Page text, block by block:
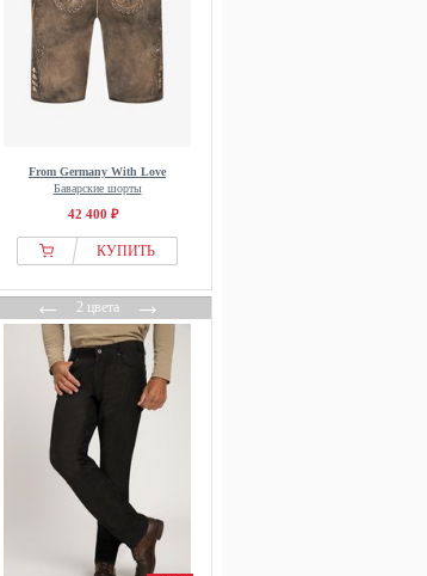
From Germany With Love
Баварские шорты
42 400 ₽
КУПИТЬ
←2 цвета→